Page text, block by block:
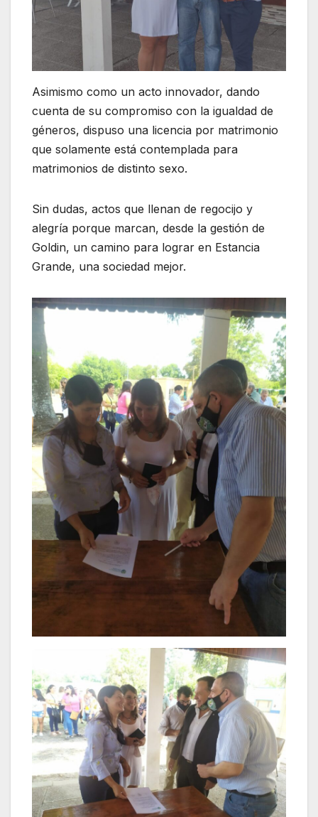
Asimismo como un acto innovador, dando
cuenta de su compromiso con la igualdad de
géneros, dispuso una licencia por matrimonio
que solamente está contemplada para
matrimonios de distinto sexo.
Sin dudas, actos que llenan de regocijo y
alegría porque marcan, desde la gestión de
Goldin, un camino para lograr en Estancia
Grande, una sociedad mejor.